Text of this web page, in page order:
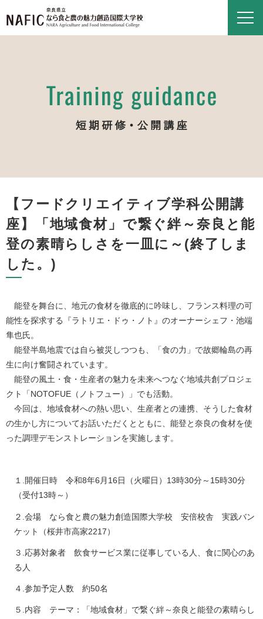
【フードクリエイティブ学科公開講
座】「地域食材」で繋ぐ絆～奈良と能
登の素晴らしさを一皿に～(終了しま
した。)
能登を舞台に、地元の食材を徹底的に吟味し、フランス料理の可
能性を探求する『ラトリエ・ドゥ・ノト』のオーナーシェフ・池端
隼也氏。
能登半島地震では自ら被災しつつも、「食の力」で故郷輪島の再
生に向け奮闘されています。
能登の風土・食・生産者の魅力を未来へつなぐ地域共創プロジェ
クト「NOTOFUE（ノトフュー）」でも活動。
今回は、地域食材への熱い思い、生産者との連携、そうした食材
の生かし方についてお話いただくとともに、能登と奈良の食材を使
った調理デモンストレーションを実施します。
１.開催日時 令和8年6月16日（火曜日）13時30分～15時30分
（受付13時～）
２.会場 なら食と農の魅力創造国際大学校 安倍校舎 実践バン
ケット（桜井市高家2217）
３.応募対象者 飲食サービス業に従事している人、食に関心のあ
る人
４.参加予定人数 約50名
５.内容 テーマ：「地域食材」で繋ぐ絆～奈良と能登の素晴らし